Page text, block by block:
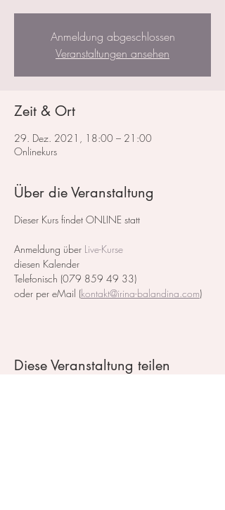
Anmeldung abgeschlossen
Veranstaltungen ansehen
Zeit & Ort
29. Dez. 2021, 18:00 – 21:00
Onlinekurs
Über die Veranstaltung
Dieser Kurs findet ONLINE statt
Anmeldung über Live-Kurse
diesen Kalender
Telefonisch (079 859 49 33)
oder per eMail (kontakt@irina-balandina.com)
Diese Veranstaltung teilen